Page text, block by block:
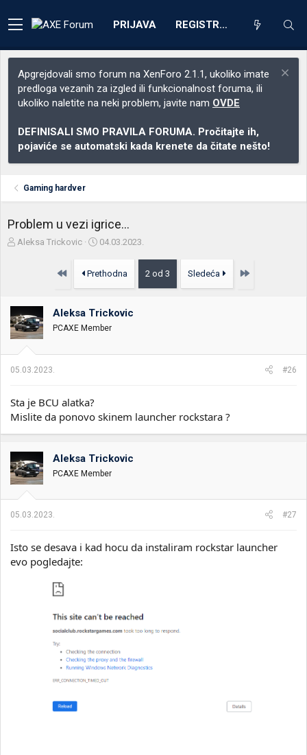
PRIJAVA REGISTRACIJA
Apgrejdovali smo forum na XenForo 2.1.1, ukoliko imate
predloga vezanih za izgled ili funkcionalnost foruma, ili
ukoliko naletite na neki problem, javite nam OVDE
DEFINISALI SMO PRAVILA FORUMA. Pročitajte ih,
pojaviće se automatski kada krenete da čitate nešto!
Gaming hardver
Problem u vezi igrice...
Z
i
k
t
e
m
Aleksa Trickovic
D
u
m
o
k
e
a
04.03.2023.
Prvo Prethodna 2 od 3 Sledeća Poslednja
Aleksa Trickovic
PCAXE Member
05.03.2023. #26
Sta je BCU alatka?
Mislite da ponovo skinem launcher rockstara ?
Aleksa Trickovic
PCAXE Member
05.03.2023. #27
Isto se desava i kad hocu da instaliram rockstar launcher
evo pogledajte: